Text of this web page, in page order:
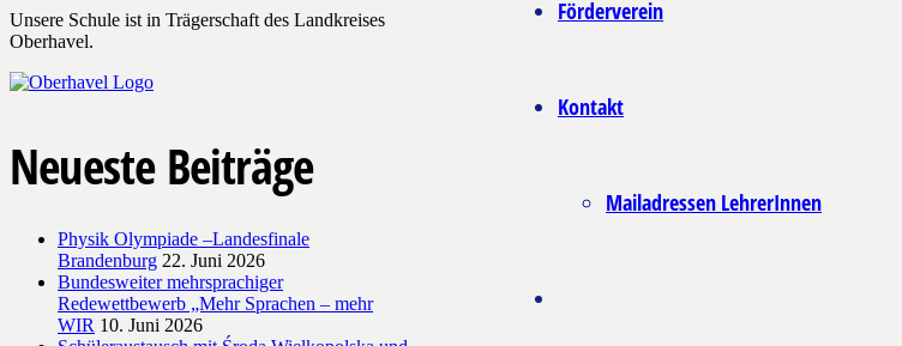
Förderverein
Kontakt
Mailadressen LehrerInnen
Unsere Schule ist in Trägerschaft des Landkreises
Oberhavel.
Neueste Beiträge
Physik Olympiade –Landesfinale
Brandenburg 22. Juni 2026
Bundesweiter mehrsprachiger
Redewettbewerb „Mehr Sprachen – mehr
WIR 10. Juni 2026